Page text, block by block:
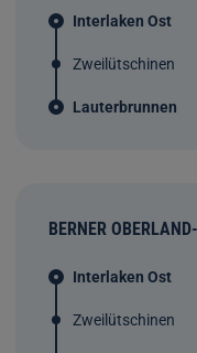
Interlaken Ost
Zweilütschinen
Lauterbrunnen
BERNER
Interlaken Ost
Zweilütschinen